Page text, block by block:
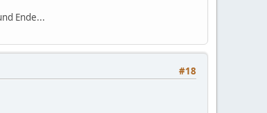
Ende...
#18